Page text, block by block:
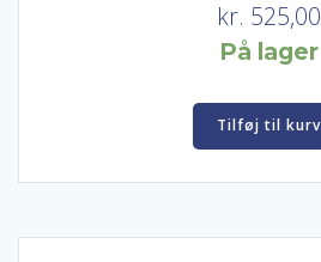
kr. 525,00
På lager
Tilføj til kurv